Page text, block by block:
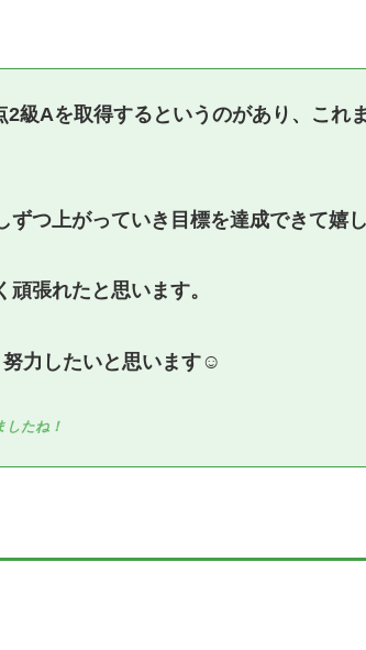
級Aを取得するというのがあり、これ
ずつ上がっていき目標を達成できて嬉
張れたと思います。
力したいと思います☺️
したね！